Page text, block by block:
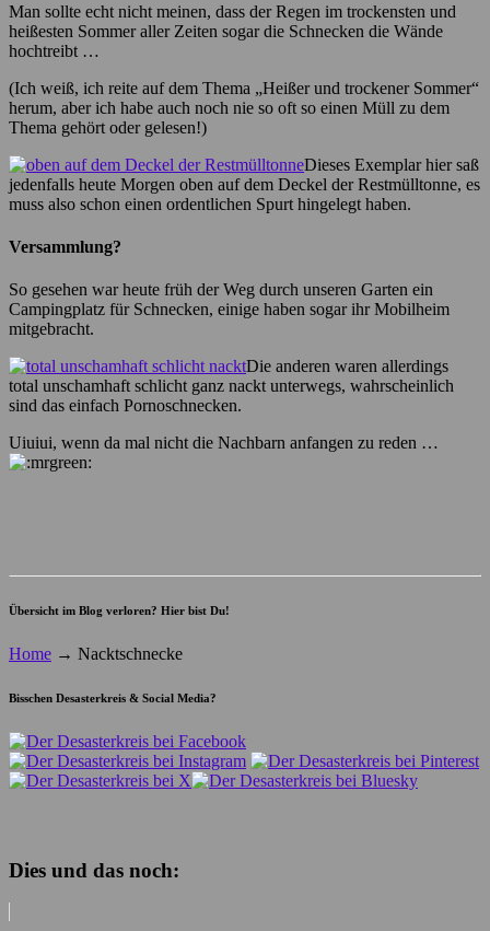
Man sollte echt nicht meinen, dass der Regen im trockensten und
heißesten Sommer aller Zeiten sogar die Schnecken die Wände
hochtreibt …
(Ich weiß, ich reite auf dem Thema „Heißer und trockener Sommer“
herum, aber ich habe auch noch nie so oft so einen Müll zu dem
Thema gehört oder gelesen!)
Dieses Exemplar hier saß
jedenfalls heute Morgen oben auf dem Deckel der Restmülltonne, es
muss also schon einen ordentlichen Spurt hingelegt haben.
Versammlung?
So gesehen war heute früh der Weg durch unseren Garten ein
Campingplatz für Schnecken, einige haben sogar ihr Mobilheim
mitgebracht.
Die anderen waren allerdings
total unschamhaft schlicht ganz nackt unterwegs, wahrscheinlich
sind das einfach Pornoschnecken.
Uiuiui, wenn da mal nicht die Nachbarn anfangen zu reden …
Übersicht im Blog verloren? Hier bist Du!
Home → Nacktschnecke
Bisschen Desasterkreis & Social Media?
Dies und das noch: